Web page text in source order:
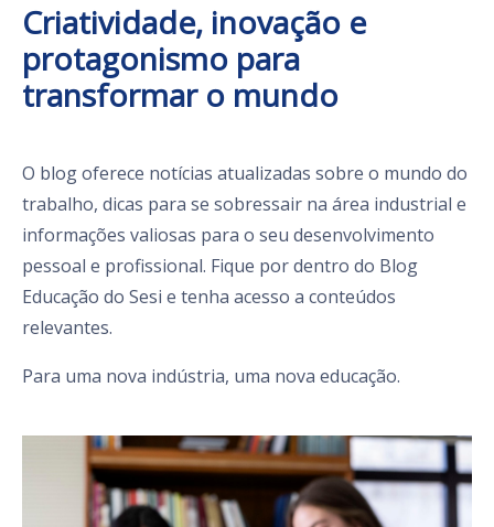
Criatividade, inovação e
protagonismo para
transformar o mundo
O blog oferece notícias atualizadas sobre o mundo do
trabalho, dicas para se sobressair na área industrial e
informações valiosas para o seu desenvolvimento
pessoal e profissional. Fique por dentro do Blog
Educação do Sesi e tenha acesso a conteúdos
relevantes.
Para uma nova indústria, uma nova educação.